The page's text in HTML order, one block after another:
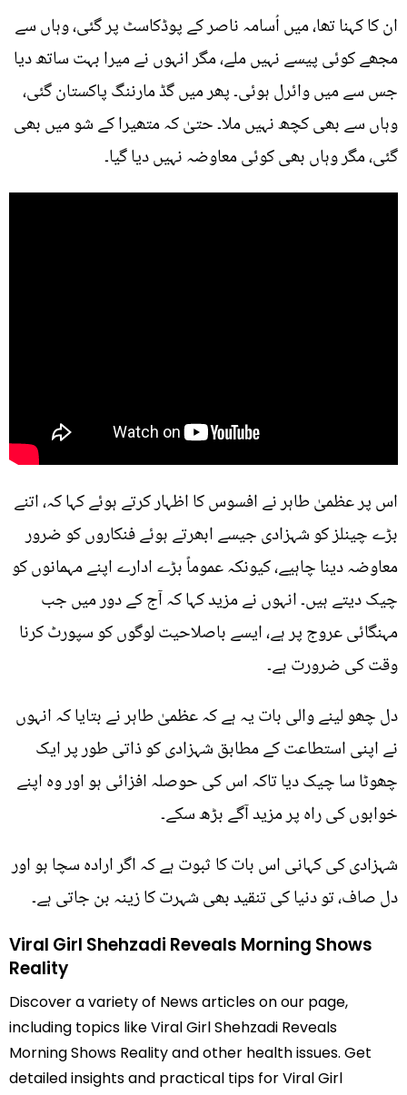
ان کا کہنا تھا، میں اُسامہ ناصر کے پوڈکاسٹ پر گئی، وہاں سے
مجھے کوئی پیسے نہیں ملے، مگر انہوں نے میرا بہت ساتھ دیا
جس سے میں وائرل ہوئی۔ پھر میں گڈ مارننگ پاکستان گئی،
وہاں سے بھی کچھ نہیں ملا۔ حتیٰ کہ متھیرا کے شو میں بھی
گئی، مگر وہاں بھی کوئی معاوضہ نہیں دیا گیا۔
اس پر عظمیٰ طاہر نے افسوس کا اظہار کرتے ہوئے کہا کہ، اتنے
بڑے چینلز کو شہزادی جیسے ابھرتے ہوئے فنکاروں کو ضرور
معاوضہ دینا چاہیے، کیونکہ عموماً بڑے ادارے اپنے مہمانوں کو
چیک دیتے ہیں۔ انہوں نے مزید کہا کہ آج کے دور میں جب
مہنگائی عروج پر ہے، ایسے باصلاحیت لوگوں کو سپورٹ کرنا
وقت کی ضرورت ہے۔
دل چھو لینے والی بات یہ ہے کہ عظمیٰ طاہر نے بتایا کہ انہوں
نے اپنی استطاعت کے مطابق شہزادی کو ذاتی طور پر ایک
چھوٹا سا چیک دیا تاکہ اس کی حوصلہ افزائی ہو اور وہ اپنے
خوابوں کی راہ پر مزید آگے بڑھ سکے۔
شہزادی کی کہانی اس بات کا ثبوت ہے کہ اگر ارادہ سچا ہو اور
دل صاف، تو دنیا کی تنقید بھی شہرت کا زینہ بن جاتی ہے۔
Viral Girl Shehzadi Reveals Morning Shows
Reality
Discover a variety of News articles on our page,
including topics like Viral Girl Shehzadi Reveals
Morning Shows Reality and other health issues. Get
detailed insights and practical tips for Viral Girl